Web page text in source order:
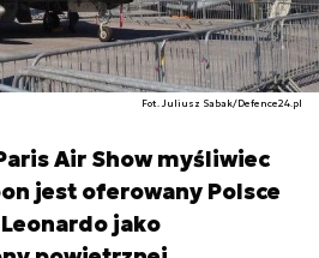
Fot. Juliusz Sabak/Defence24.pl
Air Show myśliwiec
jest oferowany Polsce
jako